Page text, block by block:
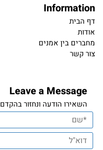
Information
דף הבית
אודות
מחברים בין אמנים
צור קשר
Leave a Message
השאירו הודעה ונחזור בהקדם